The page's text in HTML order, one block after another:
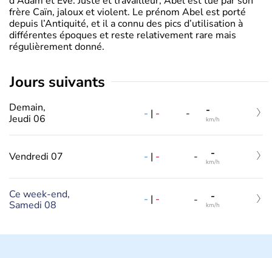
frère Caïn, jaloux et violent. Le prénom Abel est porté
depuis l’Antiquité, et il a connu des pics d’utilisation à
différentes époques et reste relativement rare mais
régulièrement donné.
jours suivants
Demain,
Jeudi 06
- | - - -
km/h
Vendredi 07 - | - - -
km/h
Ce week-end,
Samedi 08
- | - - -
km/h